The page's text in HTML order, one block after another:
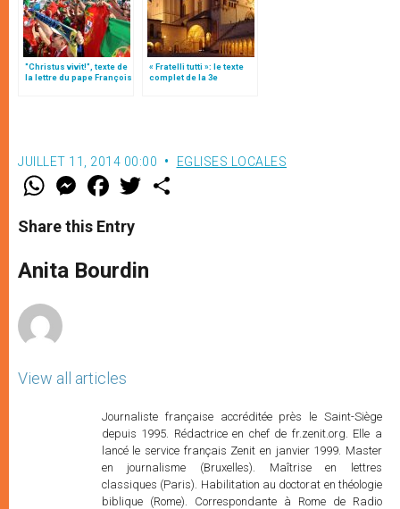
"Christus vivit!", texte de
la lettre du pape François
« Fratelli tutti »: le texte
complet de la 3e
JUILLET 11, 2014 00:00 EGLISES LOCALES
W
t
s
p
p
M
e
s
e
g
e
F
a
e
b
o
k
w
r
Share this Entry
Anita Bourdin
View all articles
Journaliste française accréditée près le Saint-Siège
depuis 1995. Rédactrice en chef de fr.zenit.org. Elle a
lancé le service français Zenit en janvier 1999. Master
en journalisme (Bruxelles). Maîtrise en lettres
classiques (Paris). Habilitation au doctorat en théologie
biblique (Rome). Correspondante à Rome de Radio